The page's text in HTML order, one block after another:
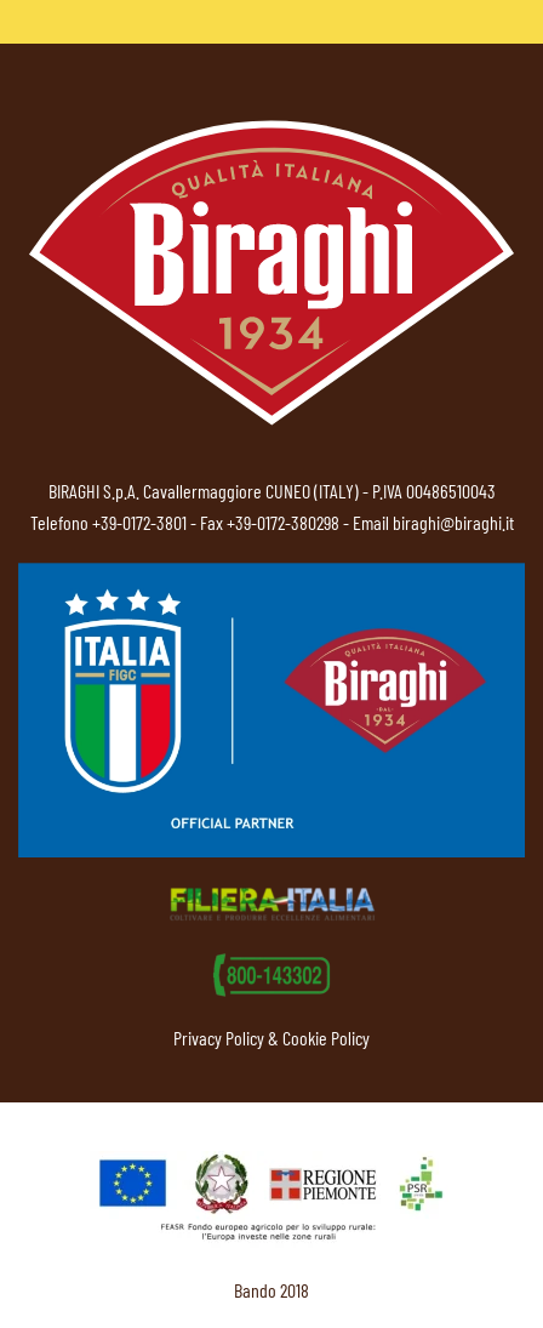
BIRAGHI S.p.A. Cavallermaggiore CUNEO (ITALY) - P.IVA 00486510043
Telefono +39-0172-3801- Fax +39-0172-380298 - Email biraghi@biraghi.it
Privacy Policy & Cookie Policy
Bando 2018